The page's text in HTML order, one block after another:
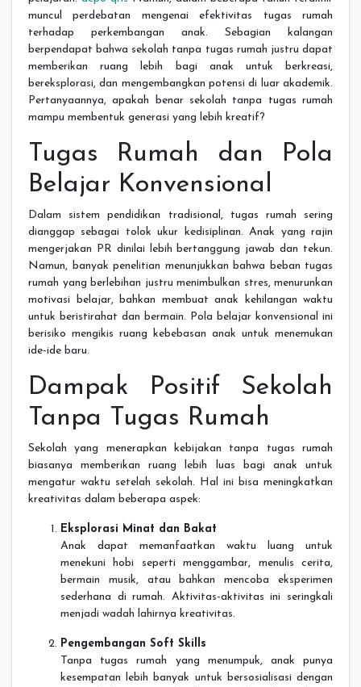
muncul perdebatan mengenai efektivitas tugas rumah
terhadap perkembangan anak. Sebagian kalangan
berpendapat bahwa sekolah tanpa tugas rumah justru dapat
memberikan ruang lebih bagi anak untuk berkreasi,
bereksplorasi, dan mengembangkan potensi di luar akademik.
Pertanyaannya, apakah benar sekolah tanpa tugas rumah
mampu membentuk generasi yang lebih kreatif?
Tugas Rumah dan Pola
Belajar Konvensional
Dalam sistem pendidikan tradisional, tugas rumah sering
dianggap sebagai tolok ukur kedisiplinan. Anak yang rajin
mengerjakan PR dinilai lebih bertanggung jawab dan tekun.
Namun, banyak penelitian menunjukkan bahwa beban tugas
rumah yang berlebihan justru menimbulkan stres, menurunkan
motivasi belajar, bahkan membuat anak kehilangan waktu
untuk beristirahat dan bermain. Pola belajar konvensional ini
berisiko mengikis ruang kebebasan anak untuk menemukan
ide-ide baru.
Dampak Positif Sekolah
Tanpa Tugas Rumah
Sekolah yang menerapkan kebijakan tanpa tugas rumah
biasanya memberikan ruang lebih luas bagi anak untuk
mengatur waktu setelah sekolah. Hal ini bisa meningkatkan
kreativitas dalam beberapa aspek:
Eksplorasi Minat dan Bakat
Anak dapat memanfaatkan waktu luang untuk
menekuni hobi seperti menggambar, menulis cerita,
bermain musik, atau bahkan mencoba eksperimen
sederhana di rumah. Aktivitas-aktivitas ini seringkali
menjadi wadah lahirnya kreativitas.
Pengembangan Soft Skills
Tanpa tugas rumah yang menumpuk, anak punya
kesempatan lebih banyak untuk bersosialisasi dengan